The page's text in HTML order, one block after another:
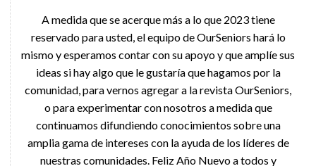
A medida que se acerque más a lo que 2023 tiene
reservado para usted, el equipo de OurSeniors hará lo
mismo y esperamos contar con su apoyo y que amplíe sus
ideas si hay algo que le gustaría que hagamos por la
comunidad, para vernos agregar a la revista OurSeniors,
o para experimentar con nosotros a medida que
continuamos difundiendo conocimientos sobre una
amplia gama de intereses con la ayuda de los líderes de
nuestras comunidades. Feliz Año Nuevo a todos y